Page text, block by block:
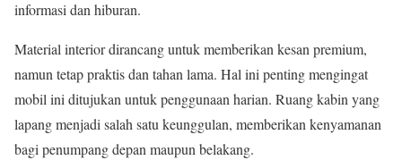
informasi dan hiburan.
Material interior dirancang untuk memberikan kesan premium,
namun tetap praktis dan tahan lama. Hal ini penting mengingat
mobil ini ditujukan untuk penggunaan harian. Ruang kabin yang
lapang menjadi salah satu keunggulan, memberikan kenyamanan
bagi penumpang depan maupun belakang.